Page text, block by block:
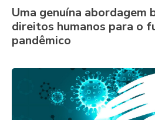
Uma genuína abordagem
direitos humanos para o
pandêmico